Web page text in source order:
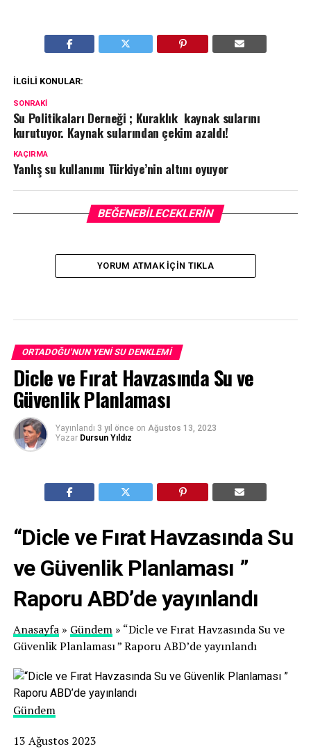
İLGILI KONULAR:
SONRAKI
Su Politikaları Derneği ; Kuraklık kaynak sularını
kurutuyor. Kaynak sularından çekim azaldı!
KAÇIRMA
Yanlış su kullanımı Türkiye’nin altını oyuyor
BEĞENEBILECEKLERIN
YORUM ATMAK IÇIN TIKLA
ORTADOĞU'NUN YENI SU DENKLEMI
Dicle ve Fırat Havzasında Su ve
Güvenlik Planlaması
Yayınlandı 3 yıl önce on Ağustos 13, 2023
Yazar Dursun Yıldız
“Dicle ve Fırat Havzasında Su
ve Güvenlik Planlaması ”
Raporu ABD’de yayınlandı
Anasayfa» Gündem» “Dicle ve Fırat Havzasında Su ve
Güvenlik Planlaması ” Raporu ABD’de yayınlandı
Gündem
13 Ağustos 2023